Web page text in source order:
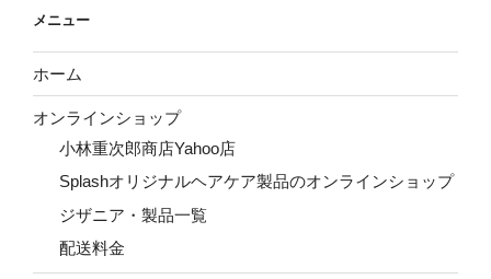
o
o
k
メニュー
ホーム
オンラインショップ
小林重次郎商店Yahoo店
Splashオリジナルヘアケア製品のオンラインショップ
ジザニア・製品一覧
配送料金